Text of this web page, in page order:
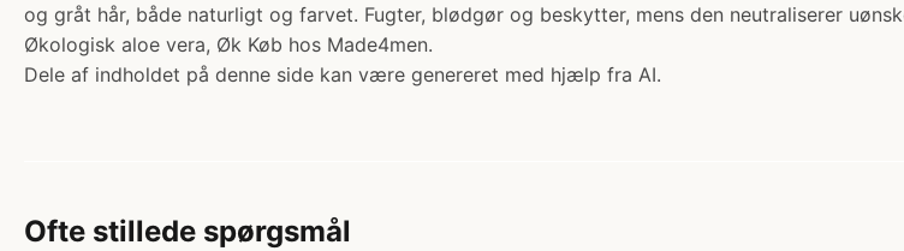
og gråt hår, både naturligt og farvet. Fugter, blødgør og beskytter, mens den neutraliserer
Økologisk aloe vera, Øk Køb hos Made4men.
Dele af indholdet på denne side kan være genereret med hjælp fra AI.
Ofte stillede spørgsmål